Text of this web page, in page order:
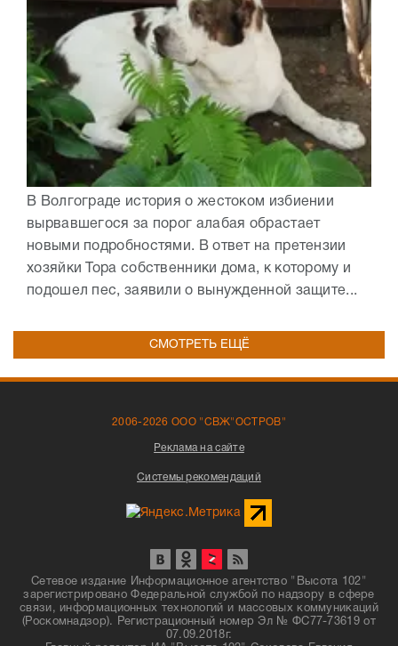
В Волгограде история о жестоком избиении
вырвавшегося за порог алабая обрастает
новыми подробностями. В ответ на претензии
хозяйки Тора собственники дома, к которому и
подошел пес, заявили о вынужденной защите...
СМОТРЕТЬ ЕЩЁ
2006-2026 ООО "СВЖ"ОСТРОВ"
Реклама на сайте
Системы рекомендаций
Сетевое издание Информационное агентство "Высота 102"
зарегистрировано Федеральной службой по надзору в сфере
связи, информационных технологий и массовых коммуникаций
(Роскомнадзор). Регистрационный номер Эл № ФС77-73619 от
07.09.2018г.